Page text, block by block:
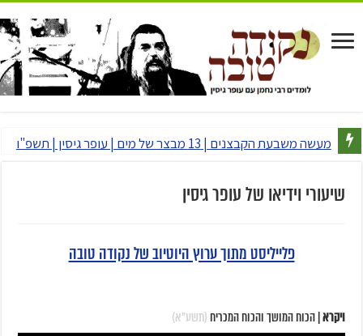
מעשה משבעת הקבצנים | 13 מבצר של מים | עופר גיסין | תשפ"ו
שיעורי וידיאו של עופר גיסין
פלייליסט מתוך ערוץ היוטיוב של נקודה טובה
ויקרא| הכוח המושך והכוח המכריח(תשע"א)